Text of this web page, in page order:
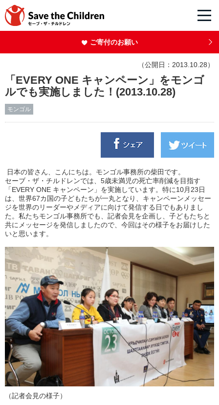
ご寄付のお願い
（公開日：2013.10.28）
「EVERY ONE キャンペーン」をモンゴ
ルでも実施しました！(2013.10.28)
モンゴル
日本の皆さん、こんにちは。モンゴル事務所の柴田です。
セーブ・ザ・チルドレンでは、5歳未満児の死亡率削減を目指す
「EVERY ONE キャンペーン」を実施しています。特に10月23日
は、世界67カ国の子どもたちが一丸となり、キャンペーンメッセー
ジを世界のリーダーやメディアに向けて発信する日でもありまし
た。私たちモンゴル事務所でも、記者会見を企画し、子どもたちと
共にメッセージを発信しましたので、今回はその様子をお届けした
いと思います。
（記者会見の様子）